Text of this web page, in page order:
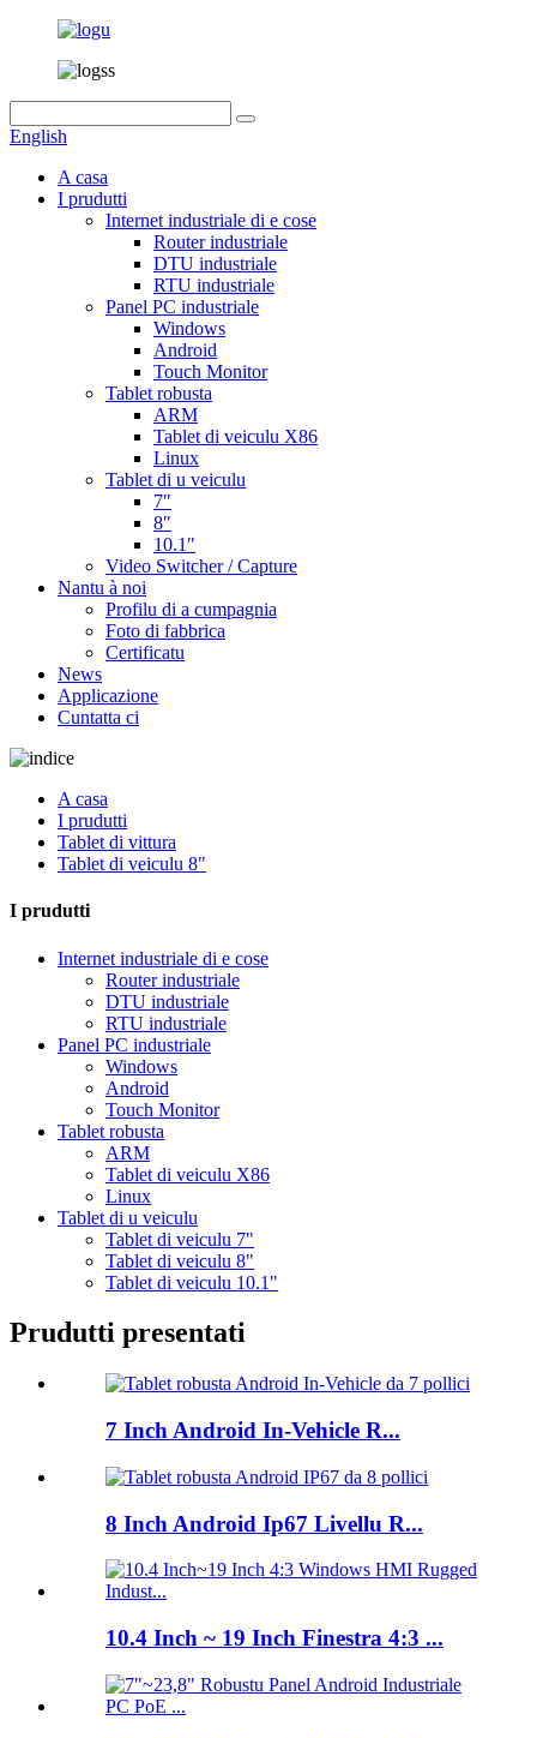
English
A casa
I prudutti
Internet industriale di e cose
Router industriale
DTU industriale
RTU industriale
Panel PC industriale
Windows
Android
Touch Monitor
Tablet robusta
ARM
Tablet di veiculu X86
Linux
Tablet di u veiculu
7″
8″
10.1″
Video Switcher / Capture
Nantu à noi
Profilu di a cumpagnia
Foto di fabbrica
Certificatu
News
Applicazione
Cuntatta ci
A casa
I prudutti
Tablet di vittura
Tablet di veiculu 8"
I prudutti
Internet industriale di e cose
Router industriale
DTU industriale
RTU industriale
Panel PC industriale
Windows
Android
Touch Monitor
Tablet robusta
ARM
Tablet di veiculu X86
Linux
Tablet di u veiculu
Tablet di veiculu 7"
Tablet di veiculu 8"
Tablet di veiculu 10.1"
Prudutti presentati
7 Inch Android In-Vehicle R...
8 Inch Android Ip67 Livellu R...
10.4 Inch ~ 19 Inch Finestra 4:3 ...